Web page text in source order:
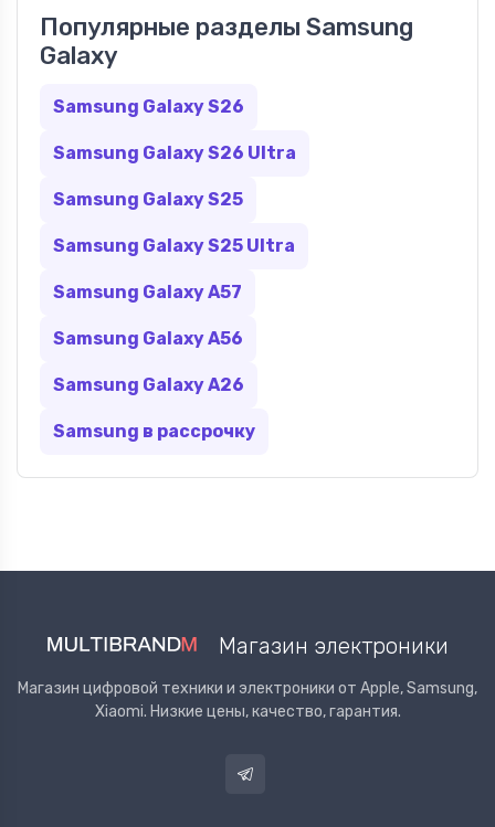
Популярные разделы Samsung
Galaxy
Samsung Galaxy S26
Samsung Galaxy S26 Ultra
Samsung Galaxy S25
Samsung Galaxy S25 Ultra
Samsung Galaxy A57
Samsung Galaxy A56
Samsung Galaxy A26
Samsung в рассрочку
Магазин электроники
Магазин цифровой техники и электроники от Apple, Samsung,
Xiaomi. Низкие цены, качество, гарантия.